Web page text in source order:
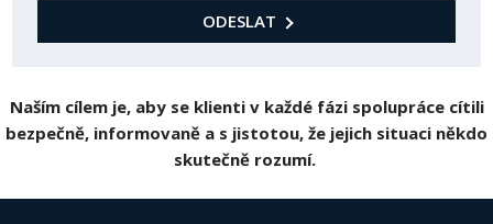
ODESLAT
nepodařilo
odeslat.
Naším cílem je, aby se klienti v každé fázi spolupráce cítili
bezpečně, informovaně a s jistotou, že jejich situaci někdo
skutečně rozumí.